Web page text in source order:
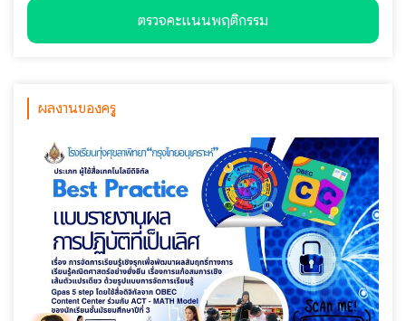
ตรวจคะแนนพฤติกรรม
ผลงานของครู